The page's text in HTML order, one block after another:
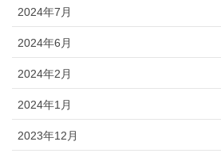
2024年7月
2024年6月
2024年2月
2024年1月
2023年12月